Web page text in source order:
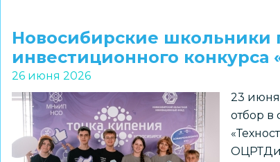
первого
месяца
сетевой
«Библиотека
на
траве»
Новосибирские
инвестиционного конкурса
26 июня 2026
23 июня
отбор в